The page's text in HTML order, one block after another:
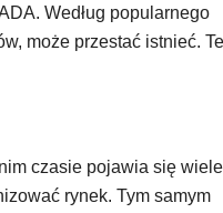
Według popularnego
może przestać istnieć. Te
czasie pojawia się wiele
rynek. Tym samym